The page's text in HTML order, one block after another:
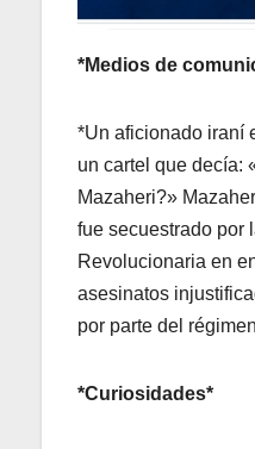
*Medios de
*Un aficionado iraní
un cartel que decía:
Mazaheri?»
fue secuestrado por
Revolucionaria en
asesinatos
por parte del
*Curiosidades*